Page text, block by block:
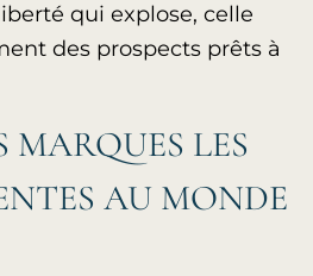
qui explose, celle
des prospects prêts à
MARQUES LES
AU MONDE